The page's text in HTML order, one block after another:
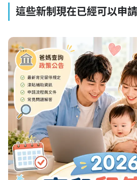
這些新制現在已經可以申